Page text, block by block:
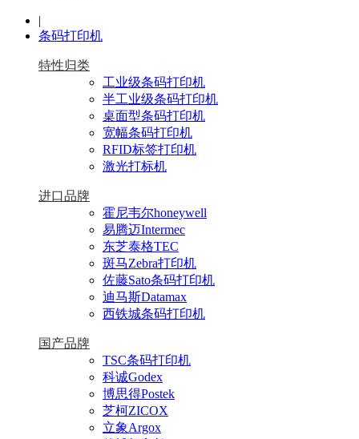
|
条码打印机
特性归类
工业级条码打印机
半工业级条码打印机
桌面型条码打印机
宽幅条码打印机
RFID标签打印机
激光打标机
进口品牌
霍尼韦尔honeywell
易腾迈Intermec
东芝泰格TEC
斑马Zebra打印机
佐藤Sato条码打印机
迪马斯Datamax
西铁城条码打印机
国产品牌
TSC条码打印机
科诚Godex
博思得Postek
芝柯ZICOX
立象Argox